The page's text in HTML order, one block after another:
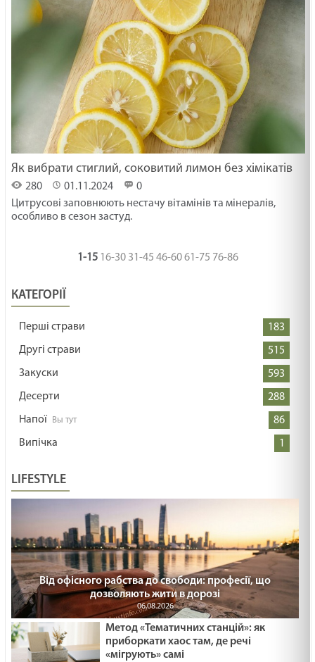
Як вибрати стиглий, соковитий лимон без хімікатів
280 01.11.2024
0
Цитрусові заповнюють нестачу вітамінів та мінералів,
особливо в сезон застуд.
1-15 16-30 31-45 46-60 61-75 76-86
КАТЕГОРІЇ
Перші страви
183
Другі страви
515
Закуски
593
Десерти
288
Напої
86
Випічка
1
LIFESTYLE
Від офісного рабства до свободи: професії, що
дозволяють жити в дорозі
06.08.2026
Метод «Тематичних станцій»: як
приборкати хаос там, де речі
«мігрують» самі